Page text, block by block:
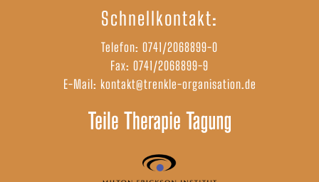
Schnellkontakt:
Telefon: 0741/2068899-0
Fax: 0741/2068899-9
E-Mail: kontakt@trenkle-organisation.de